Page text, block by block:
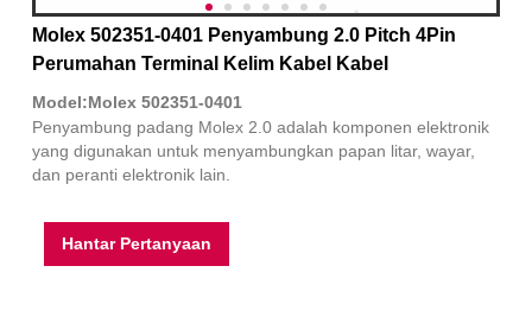
Molex 502351-0401 Penyambung 2.0 Pitch 4Pin
Perumahan Terminal Kelim Kabel Kabel
Model:Molex 502351-0401
Penyambung padang Molex 2.0 adalah komponen elektronik
yang digunakan untuk menyambungkan papan litar, wayar,
dan peranti elektronik lain.
Hantar Pertanyaan